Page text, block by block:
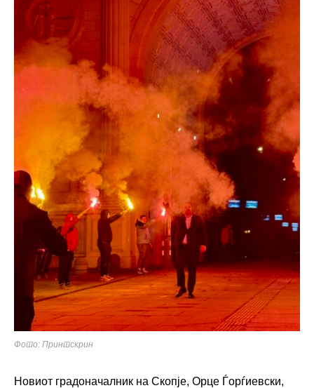
Фото: Принтскрин
Новиот градоначалник на Скопје, Орце Ѓорѓиевски,